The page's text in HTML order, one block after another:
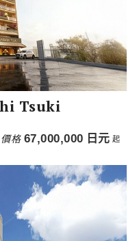
Tsuki
價格 67,000,000 日元 起